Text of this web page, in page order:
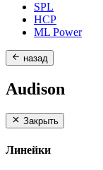
SPL
HCP
ML Power
назад
Audison
Закрыть
Линейки